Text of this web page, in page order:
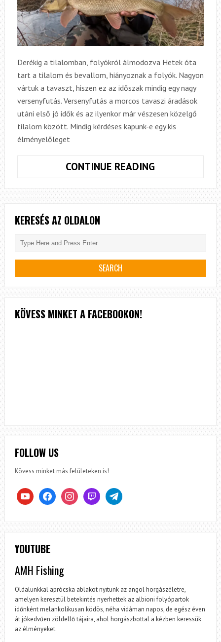
Derékig a tilalomban, folyókról álmodozva Hetek óta
tart a tilalom és bevallom, hiányoznak a folyók. Nagyon
vártuk a tavaszt, hiszen ez az időszak mindig egy nagy
versenyfutás. Versenyfutás a morcos tavaszi áradások
utáni első jó idők és az ilyenkor már vészesen közelgő
tilalom között. Mindig kérdéses kapunk-e egy kis
élményelőleget
CONTINUE READING
TAVASZ
FELÉ
KERESÉS AZ OLDALON
KÖVESS MINKET A FACEBOOKON!
FOLLOW US
Kövess minket más felületeken is!
youtube facebookinstagramtwitch telegram
YOUTUBE
AMH Fishing
Oldalunkkal aprócska ablakot nyitunk az angol horgászéletre,
amelyen keresztül betekintés nyerhettek az albioni folyópartok
időnként melankolikusan ködös, néha vidáman napos, de egész éven
át jókedvűen zöldellő tájaira, ahol horgászbottal a kézben keressük
az élményeket.